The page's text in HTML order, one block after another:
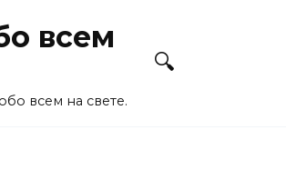
всем
всем на свете.